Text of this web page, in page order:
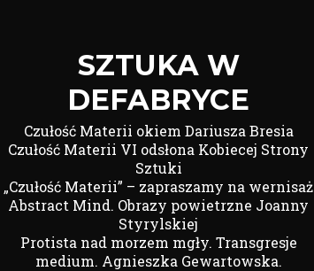
SZTUKA W
DEFABRYCE
Czułość Materii okiem Dariusza Bresia
Czułość Materii VI odsłona Kobiecej Strony
Sztuki
„Czułość Materii” – zapraszamy na wernisaż
Abstract Mind. Obrazy powietrzne Joanny
Styrylskiej
Protista nad morzem mgły. Transgresje
medium. Agnieszka Gewartowska.